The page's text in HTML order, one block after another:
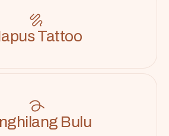
Tattoo
Bulu